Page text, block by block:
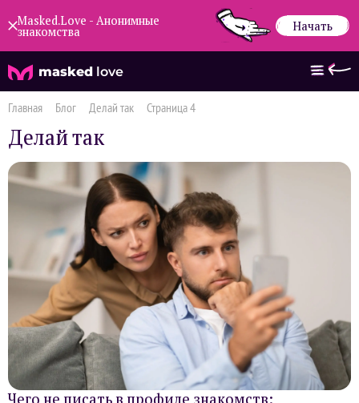
Masked.Love - Анонимные
знакомства Начать
masked love
Главная Блог Делай так Страница 4
Делай так